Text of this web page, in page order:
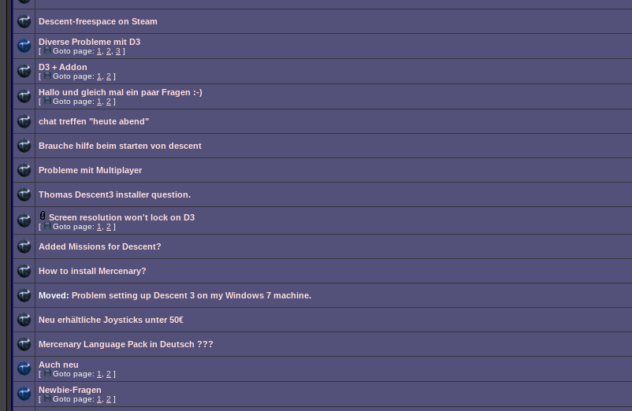
Descent-freespace on Steam
Diverse Probleme mit D3
[ Goto page: 1 2 3 ]
D3 + Addon
[ Goto page: 1 2 ]
Hallo und gleich mal ein paar Fragen :-)
[ Goto page: 1 2 ]
chat treffen "heute abend"
Brauche hilfe beim starten von descent
Probleme mit Multiplayer
Thomas Descent3 installer question.
Screen resolution won't lock on D3
[ Goto page: 1 2 ]
Added Missions for Descent?
How to install Mercenary?
Moved: Problem setting up Descent 3 on my Windows 7 machine.
Neu erhältliche Joysticks unter 50€
Mercenary Language Pack in Deutsch ???
Auch neu
[ Goto page: 1 2 ]
Newbie-Fragen
[ Goto page: 1 2 ]